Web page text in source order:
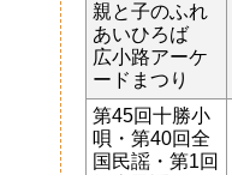
親と子のふれ
あいひろば
広小路アーケ
ードまつり
第45回十勝小
唄・第40回全
国民謡・第1回